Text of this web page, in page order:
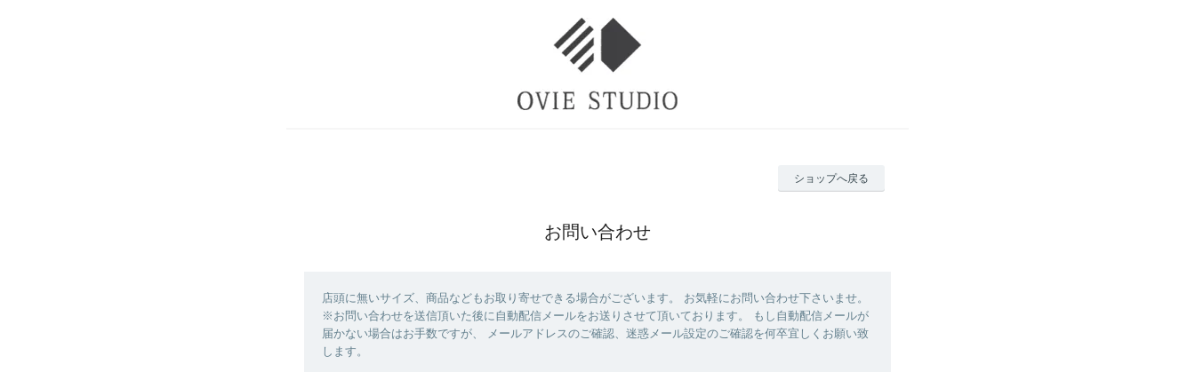
ショップへ戻る
お問い合わせ
店頭に無いサイズ、商品などもお取り寄せできる場合がございます。 お気軽にお問い合わせ下さいませ。
※お問い合わせを送信頂いた後に自動配信メールをお送りさせて頂いております。 もし自動配信メールが
届かない場合はお手数ですが、 メールアドレスのご確認、迷惑メール設定のご確認を何卒宜しくお願い致
します。